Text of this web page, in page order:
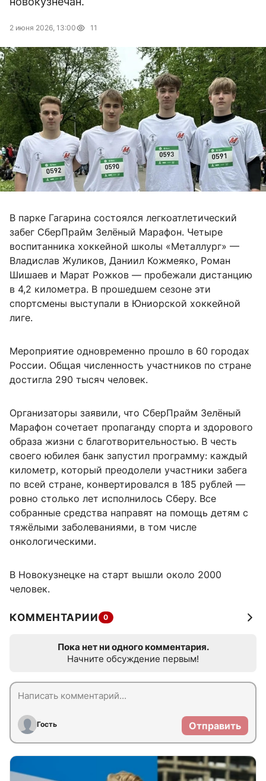
2 июня 2026, 13:00 11
В парке Гагарина состоялся легкоатлетический
забег СберПрайм Зелёный Марафон. Четыре
воспитанника хоккейной школы «Металлург» —
Владислав Жуликов, Даниил Кожмеяко, Роман
Шишаев и Марат Рожков — пробежали дистанцию
в 4,2 километра. В прошедшем сезоне эти
спортсмены выступали в Юниорской хоккейной
лиге.
Мероприятие одновременно прошло в 60 городах
России. Общая численность участников по стране
достигла 290 тысяч человек.
Организаторы заявили, что СберПрайм Зелёный
Марафон сочетает пропаганду спорта и здорового
образа жизни с благотворительностью. В честь
своего юбилея банк запустил программу: каждый
километр, который преодолели участники забега
по всей стране, конвертировался в 185 рублей —
ровно столько лет исполнилось Сберу. Все
собранные средства направят на помощь детям с
тяжёлыми заболеваниями, в том числе
онкологическими.
В Новокузнецке на старт вышли около 2000
человек.
КОММЕНТАРИИ 0
Пока нет ни одного комментария.
Начните обсуждение первым!
Гость Отправить